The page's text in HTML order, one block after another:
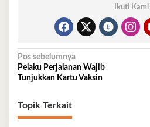
Ikuti Kami
Navigasi
pos
Pos sebelumnya
Pelaku Perjalanan Wajib
Tunjukkan Kartu Vaksin
Topik Terkait